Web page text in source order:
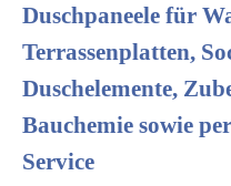
Duschpaneele für
Terrassenplatten,
Duschelemente,
Bauchemie sowie
Service